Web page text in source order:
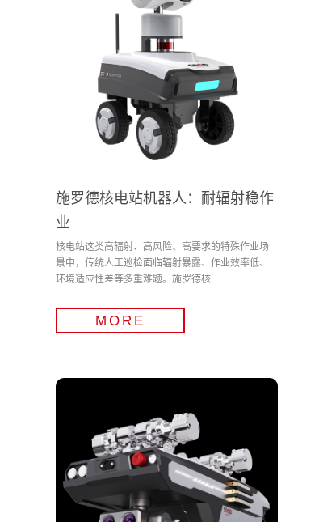
施罗德核电站机器人：耐辐射稳作
业
核电站这类高辐射、高风险、高要求的特殊作业场
景中，传统人工巡检面临辐射暴露、作业效率低、
环境适应性差等多重难题。施罗德核...
MORE